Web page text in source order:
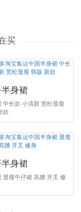
买
身裙
中长款 小清新 宽松显瘦
款
身裙
显瘦牛仔裙 高腰 开叉 修